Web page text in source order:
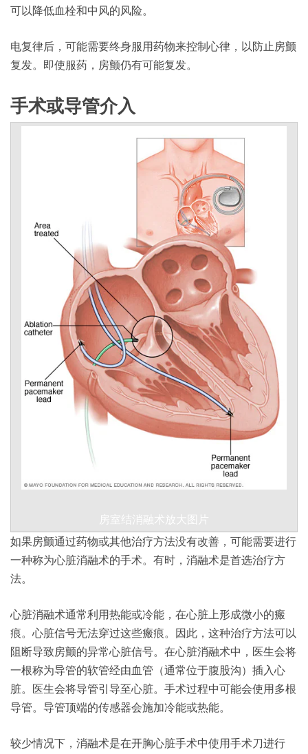
可以降低血栓和中风的风险。
电复律后，可能需要终身服用药物来控制心律，以防止房颤
复发。即使服药，房颤仍有可能复发。
手术或导管介入
房室结消融术 放大图片
如果房颤通过药物或其他治疗方法没有改善，可能需要进行
一种称为心脏消融术的手术。有时，消融术是首选治疗方
法。
心脏消融术通常利用热能或冷能，在心脏上形成微小的瘢
痕。心脏信号无法穿过这些瘢痕。因此，这种治疗方法可以
阻断导致房颤的异常心脏信号。在心脏消融术中，医生会将
一根称为导管的软管经由血管（通常位于腹股沟）插入心
脏。医生会将导管引导至心脏。手术过程中可能会使用多根
导管。导管顶端的传感器会施加冷能或热能。
较少情况下，消融术是在开胸心脏手术中使用手术刀进行